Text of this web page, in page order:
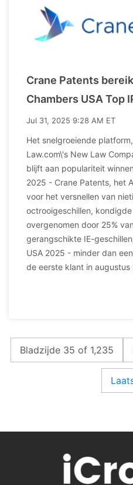
Crane Patents
Chambers USA Top
Jul 31, 2025 9:28 AM ET
Het snelgroeiende
Law.com\'s New Law
blijft aan populariteit
2025 - Crane Patents, het
voor het versnellen van
octrooigeschillen,
overgenomen door 25%
gerangschikte IE-
USA 2025 - minder dan
de eerste klant in augustus
Bladzijde 35 of 1,235